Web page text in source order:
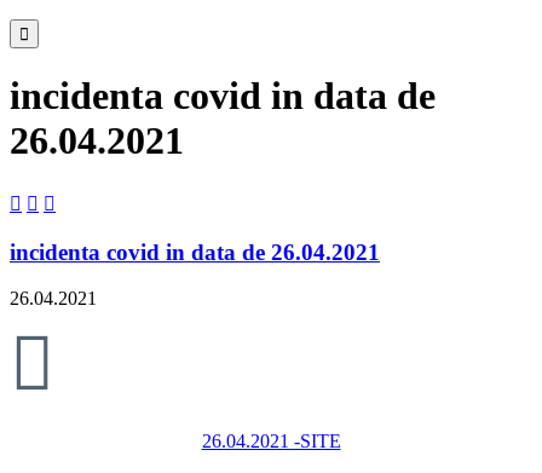

incidenta covid in data de
26.04.2021
  
incidenta covid in data de 26.04.2021
26.04.2021

26.04.2021 -SITE